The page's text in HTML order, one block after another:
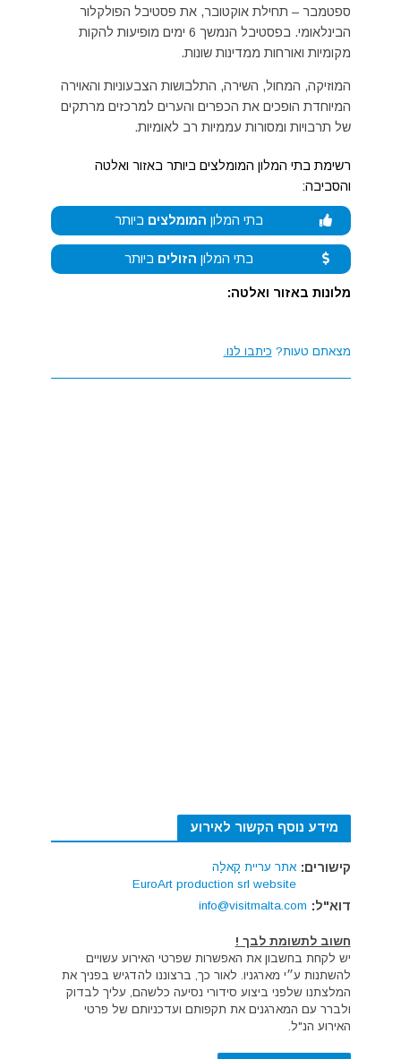
ספטמבר – תחילת אוקטובר, את פסטיבל הפולקלור
הבינלאומי. בפסטיבל הנמשך 6 ימים מופיעות להקות
מקומיות ואורחות ממדינות שונות.
המוזיקה, המחול, השירה, התלבושות הצבעוניות והאוירה
המיוחדת הופכים את הכפרים והערים למרכזים מרתקים
של תרבויות ומסורות עממיות רב לאומיות.
רשימת בתי המלון המומלצים ביותר באזור ואלטה
והסביבה:
בתי המלון המומלצים ביותר
בתי המלון הזולים ביותר
מלונות באזור ואלטה:
מצאתם טעות? כיתבו לנו.
מידע נוסף הקשור לאירוע
קישורים: אתר עריית קָאלַה
EuroArt production srl website
דוא"ל: info@visitmalta.com
חשוב לתשומת לבך !
יש לקחת בחשבון את האפשרות שפרטי האירוע עשויים
להשתנות ע״י מארגניו. לאור כך, ברצוננו להדגיש בפניך את
המלצתנו שלפני ביצוע סידורי נסיעה כלשהם, עליך לבדוק
ולברר עם המארגנים את תקפותם ועדכניותם של פרטי
האירוע הנ"ל.